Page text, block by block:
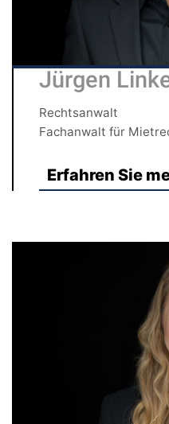
Jürgen
Rechtsanwalt
Fachanwalt für
Erfahren Sie